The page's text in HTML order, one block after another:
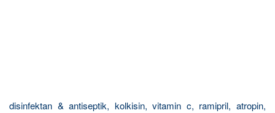
disinfektan & antiseptik, kolkisin, vitamin c, ramipril, atropin,